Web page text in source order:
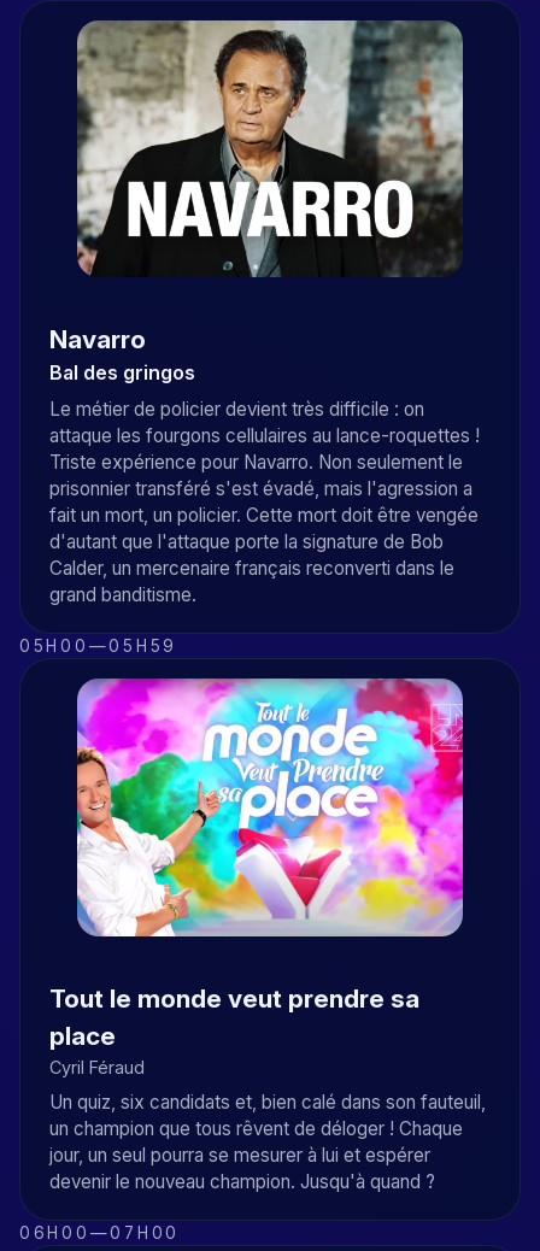
Navarro
Bal des gringos
Le métier de policier devient très difficile : on
attaque les fourgons cellulaires au lance-roquettes !
Triste expérience pour Navarro. Non seulement le
prisonnier transféré s'est évadé, mais l'agression a
fait un mort, un policier. Cette mort doit être vengée
d'autant que l'attaque porte la signature de Bob
Calder, un mercenaire français reconverti dans le
grand banditisme.
05H00 —05H59
Tout le monde veut prendre sa
place
Cyril Féraud
Un quiz, six candidats et, bien calé dans son fauteuil,
un champion que tous rêvent de déloger ! Chaque
jour, un seul pourra se mesurer à lui et espérer
devenir le nouveau champion. Jusqu'à quand ?
06H00 —07H00